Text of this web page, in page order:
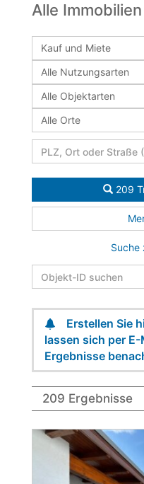
Alle Immobilien
Kauf und Miete
Alle Nutzungsarten
Alle Objektarten
Alle Orte
209
Suche
Erstellen Sie
lassen sich per
Ergebnisse
209 Ergebnisse